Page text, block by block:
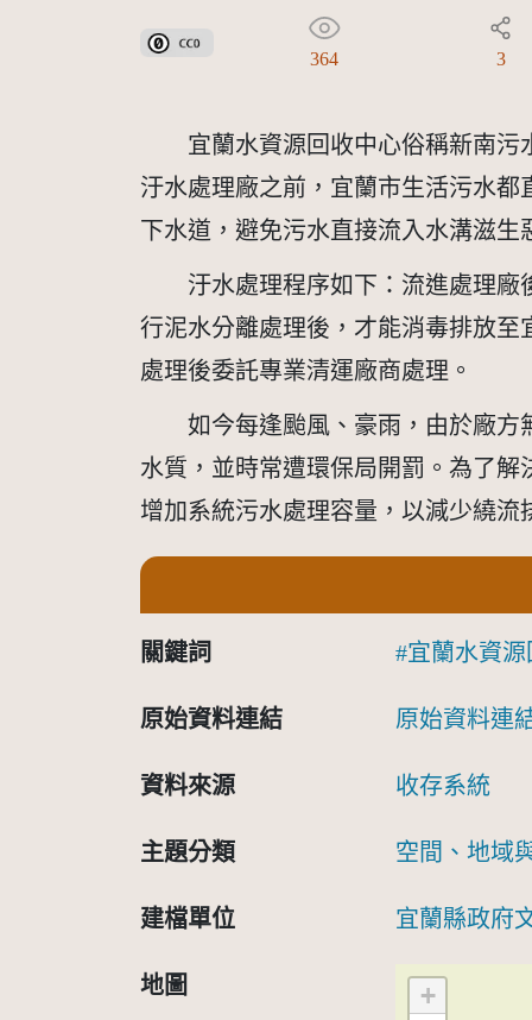
公眾領域貢獻宣告(CC0)
364 3
宜蘭水資源回收中心俗稱新南污水
汙水處理廠之前，宜蘭市生活污水
下水道，避免污水直接流入水溝滋生
汙水處理程序如下：流進處理廠
行泥水分離處理後，才能消毒排放
處理後委託專業清運廠商處理。
如今每逢颱風、豪雨，由於廠方
水質，並時常遭環保局開罰。為了
增加系統污水處理容量，以減少繞
關鍵詞 宜蘭水資
原始資料連結 原始資料連
資料來源 收存系統
主題分類 空間、地域
建檔單位 宜蘭縣政府
地圖
+